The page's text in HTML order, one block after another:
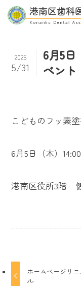
6月5日
ベント
2025
5/31
こどものフッ素
6月5日（木）
港南区役所3階
ホームページリ
ル